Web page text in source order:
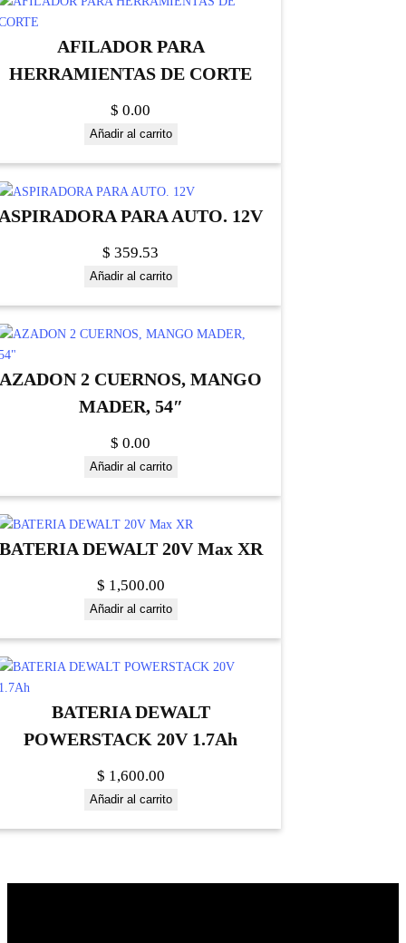
AFILADOR PARA
HERRAMIENTAS DE CORTE
$ 0.00
Añadir al carrito
PARA AUTO. 12V
$ 359.53
Añadir al carrito
AZADON 2 CUERNOS, MANGO
MADER, 54″
$ 0.00
Añadir al carrito
DEWALT 20V Max XR
$ 1,500.00
Añadir al carrito
BATERIA DEWALT
POWERSTACK 20V 1.7Ah
$ 1,600.00
Añadir al carrito